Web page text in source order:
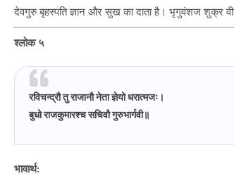
देवगुरु बृहस्पति ज्ञान और सुख का दाता है। भृगुवंशज शुक्र
श्लोक ५
रविचन्द्रौ तु राजानौ नेता ज्ञेयो धरात्मजः।
बुधो राजकुमारश्च सचिवौ गुरुभार्गवी॥
भावार्थ: